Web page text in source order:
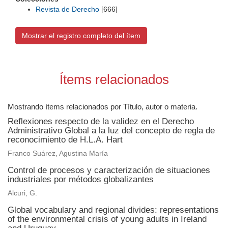
Revista de Derecho [666]
Mostrar el registro completo del ítem
Ítems relacionados
Mostrando ítems relacionados por Título, autor o materia.
Reflexiones respecto de la validez en el Derecho
Administrativo Global a la luz del concepto de regla de
reconocimiento de H.L.A. Hart
Franco Suárez, Agustina María
Control de procesos y caracterización de situaciones
industriales por métodos globalizantes
Alcuri, G.
Global vocabulary and regional divides: representations
of the environmental crisis of young adults in Ireland